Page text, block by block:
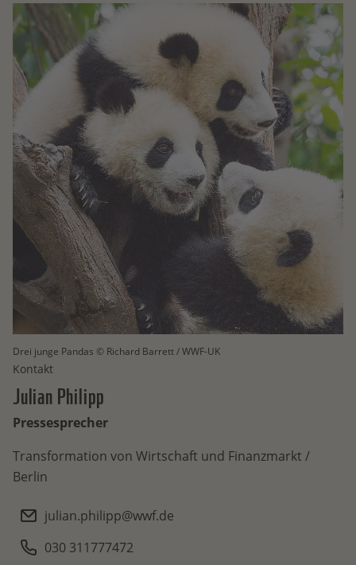
Drei junge Pandas © Richard Barrett / WWF-UK
Kontakt
JulianPhilipp
Pressesprecher
Transformation von Wirtschaft und Finanzmarkt /
Berlin
julian.philipp@wwf.de
030 311777472